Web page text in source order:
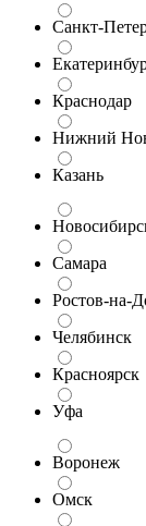
Санкт-
Краснодар
Нижний
Казань
Самара
Ростов-на-
Челябинск
Красноярск
Уфа
Воронеж
Омск